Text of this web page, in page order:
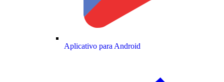
Aplicativo para Android